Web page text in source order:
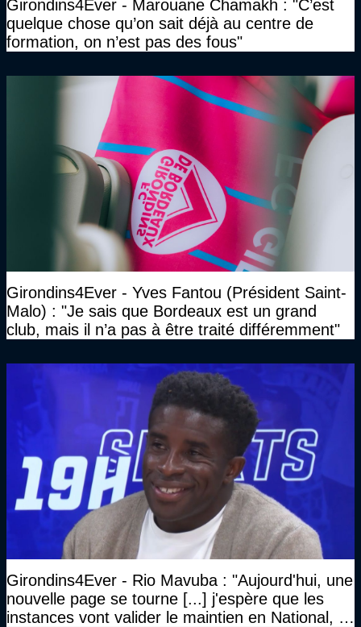
Girondins4Ever - Marouane Chamakh : "C’est
quelque chose qu’on sait déjà au centre de
formation, on n’est pas des fous"
Girondins4Ever - Yves Fantou (Président Saint-
Malo) : "Je sais que Bordeaux est un grand
club, mais il n’a pas à être traité différemment"
Girondins4Ever - Rio Mavuba : "Aujourd'hui, une
nouvelle page se tourne [...] j'espère que les
instances vont valider le maintien en National, et